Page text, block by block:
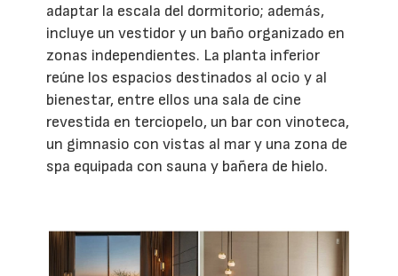
adaptar la escala del dormitorio; además,
incluye un vestidor y un baño organizado en
zonas independientes. La planta inferior
reúne los espacios destinados al ocio y al
bienestar, entre ellos una sala de cine
revestida en terciopelo, un bar con vinoteca,
un gimnasio con vistas al mar y una zona de
spa equipada con sauna y bañera de hielo.